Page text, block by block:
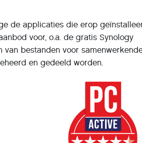
de applicaties die erop
voor, o.a. de gratis Synology
bestanden voor
en gedeeld worden.